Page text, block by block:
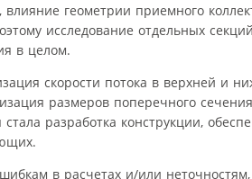
геометрии приемного
исследование отдельных
в целом.
скорости потока в верхней и
размеров поперечного
разработка конструкции,
в расчетах и/или неточностям,